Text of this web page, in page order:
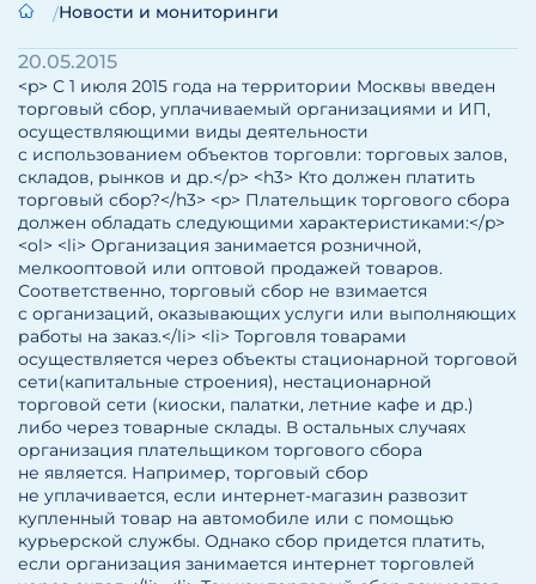
Новости и мониторинги
20.05.2015
<p> С 1 июля 2015 года на территории Москвы введен
торговый сбор, уплачиваемый организациями и ИП,
осуществляющими виды деятельности
с использованием объектов торговли: торговых залов,
складов, рынков и др.</p> <h3> Кто должен платить
торговый сбор?</h3> <p> Плательщик торгового сбора
должен обладать следующими характеристиками:</p>
<ol> <li> Организация занимается розничной,
мелкооптовой или оптовой продажей товаров.
Соответственно, торговый сбор не взимается
с организаций, оказывающих услуги или выполняющих
работы на заказ.</li> <li> Торговля товарами
осуществляется через объекты стационарной торговой
сети(капитальные строения), нестационарной
торговой сети (киоски, палатки, летние кафе и др.)
либо через товарные склады. В остальных случаях
организация плательщиком торгового сбора
не является. Например, торговый сбор
не уплачивается, если интернет-магазин развозит
купленный товар на автомобиле или с помощью
курьерской службы. Однако сбор придется платить,
если организация занимается интернет торговлей